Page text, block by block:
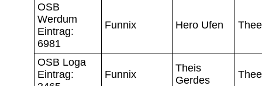
OSB
Werdum
Eintrag:
6981
Funnix Hero Ufen
OSB Loga
Eintrag:
Funnix
Theis
Gerdes